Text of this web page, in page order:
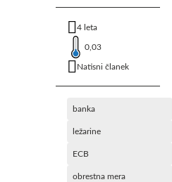
4 leta
0,03
Natisni članek
banka
ležarine
ECB
obrestna mera